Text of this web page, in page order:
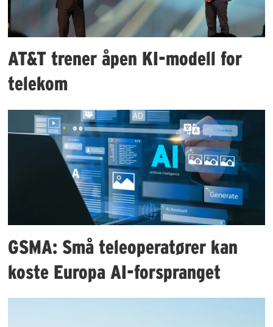
AT&T trener åpen KI-modell for
telekom
GSMA: Små teleoperatører kan
koste Europa AI-forspranget